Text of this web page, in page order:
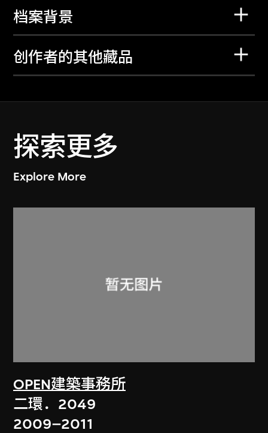
档案背景
创作者的其他藏品
探索更多
Explore More
OPEN建築事務所
二環．2049
2009–2011